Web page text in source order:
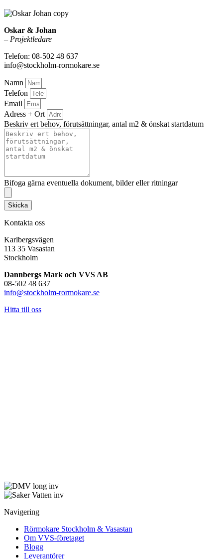
Oskar & Johan
– Projektledare
Telefon: 08-502 48 637
info@stockholm-rormokare.se
Namn
Telefon
Email
Adress + Ort
Beskriv ert behov, förutsättningar, antal m2 & önskat startdatum
Bifoga gärna eventuella dokument, bilder eller ritningar
Skicka
Kontakta oss
Karlbergsvägen
113 35 Vasastan
Stockholm
Dannbergs Mark och VVS AB
08-502 48 637
info@stockholm-rormokare.se
Hitta till oss
Navigering
Rörmokare Stockholm & Vasastan
Om VVS-företaget
Blogg
Leverantörer